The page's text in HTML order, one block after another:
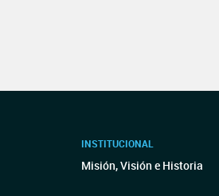
INSTITUCIONAL
Misión, Visión e Historia